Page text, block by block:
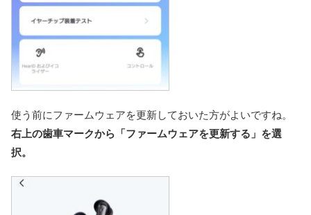
使う前にファームウェアを更新しておいた方がよいですね。
右上の歯車マークから「ファームウェアを更新する」を選
択。